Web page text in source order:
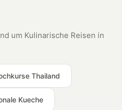
um Kulinarische Reisen in
Thailand
Kueche